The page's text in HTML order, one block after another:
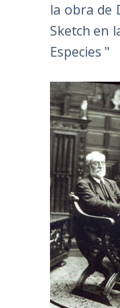
la obra de
Sketch en
Especies "